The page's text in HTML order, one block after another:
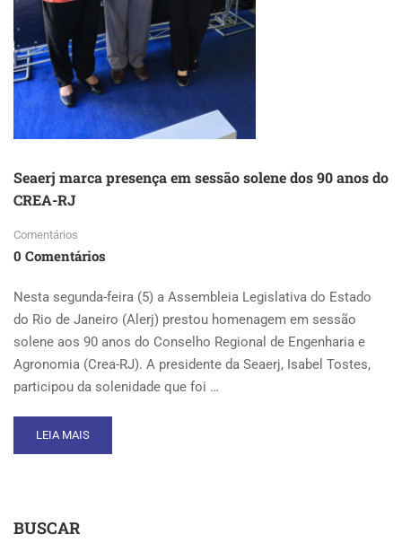
Seaerj marca presença em sessão solene dos 90 anos do
CREA-RJ
Comentários
0 Comentários
Nesta segunda-feira (5) a Assembleia Legislativa do Estado
do Rio de Janeiro (Alerj) prestou homenagem em sessão
solene aos 90 anos do Conselho Regional de Engenharia e
Agronomia (Crea-RJ). A presidente da Seaerj, Isabel Tostes,
participou da solenidade que foi …
READ
MORE
PRESENÇA
LEIA MAIS
BUSCAR